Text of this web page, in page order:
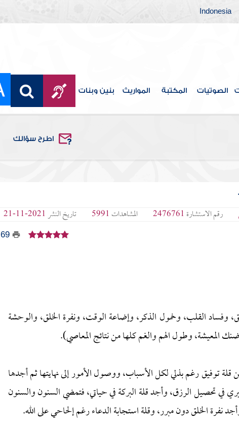
Indonesia
الصوتيات المكتبة المواريث بنين وبنات
اطرح سؤالك
رقم الاستشارة2476761 المشاهدات5991 تاريخ النشر2021-11-21
69
وفساد القلب، وخمول الذكر، وإضاعة الوقت، ونفرة الخلق، والوحشة
المعيشة، وطول الهم والغم كلها من نتائج المعاصي).
قلة توفيق رغم بذلي لكل الأسباب، ووصول الأمور إلى نهايتها ثم أجدها
تحصيل الرزق، وأجد قلة البركة في حياتي، فتمضي السنون والسنون
نفرة الخلق دون مبرر، وقلة استجابة الدعاء رغم إلحاحي على الله.